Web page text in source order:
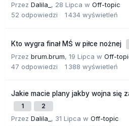
Przez Dalila_ , 28 Lipca w Off-topic
52 odpowiedzi 1 434 wyświetleń
Kto wygra finał MŚ w piłce nożnej
Przez brum.brum, 19 Lipca w Off-
47 odpowiedzi 1 388 wyświetleń
Jakie macie plany jakby wojna się
1 2
Przez Dalila_ , 31 Lipca w Off-topic